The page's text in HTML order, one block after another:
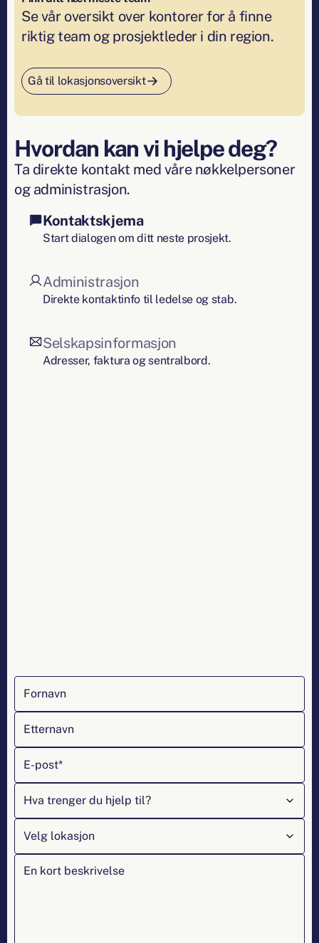
Se vår oversikt over kontorer for å finne
riktig team og prosjektleder i din region.
Gå til lokasjonsoversikt
Hvordan kan vi hjelpe deg?
Ta direkte kontakt med våre nøkkelpersoner
og administrasjon.
Kontaktskjema
Start dialogen om ditt neste prosjekt.
Administrasjon
Direkte kontaktinfo til ledelse og stab.
Selskapsinformasjon
Adresser, faktura og sentralbord.